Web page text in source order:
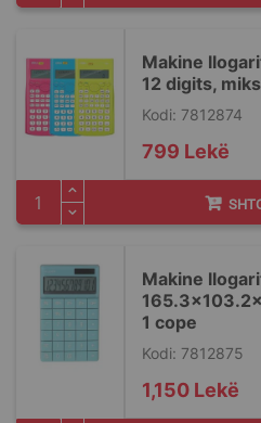
Makine
12 digits,
Kodi: 7812874
799 Lekë
Makine
1 cope
Kodi: 7812875
1,150 Lekë